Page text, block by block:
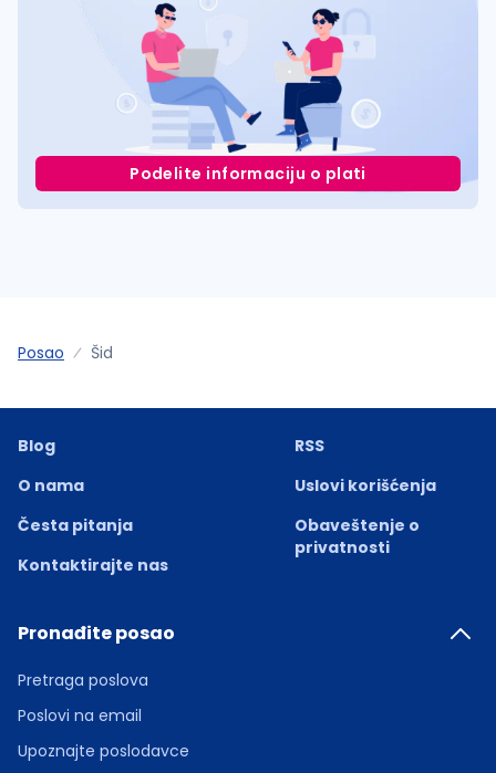
Podelite informaciju o plati
Posao Šid
Blog
O nama
Česta pitanja
Kontaktirajte nas
RSS
Uslovi korišćenja
Obaveštenje o
privatnosti
Pronađite posao
Pretraga poslova
Poslovi na email
Upoznajte poslodavce